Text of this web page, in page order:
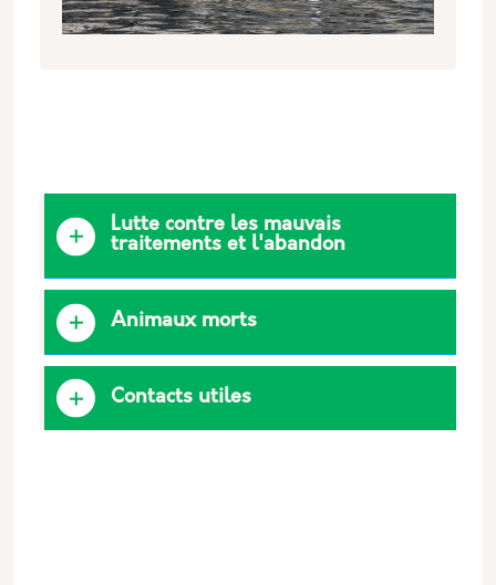
Lutte contre les mauvais
traitements et l'abandon
Animaux morts
Contacts utiles